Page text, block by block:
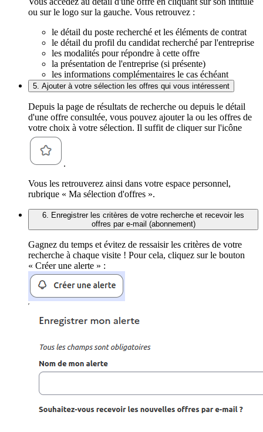
ou sur le logo sur la gauche. Vous retrouvez :
le détail du poste recherché et les éléments de contrat
le détail du profil du candidat recherché par l'entreprise
les modalités pour répondre à cette offre
la présentation de l'entreprise (si présente)
les informations complémentaires le cas échéant
5. Ajouter à votre sélection les offres qui vous intéressent
Depuis la page de résultats de recherche ou depuis le détail
d'une offre consultée, vous pouvez ajouter la ou les offres de
votre choix à votre sélection. Il suffit de cliquer sur l'icône
.
Vous les retrouverez ainsi dans votre espace personnel,
rubrique « Ma sélection d'offres ».
6. Enregistrer les critères de votre recherche et recevoir les
offres par e-mail (abonnement)
Gagnez du temps et évitez de ressaisir les critères de votre
recherche à chaque visite ! Pour cela, cliquez sur le bouton
« Créer une alerte » :